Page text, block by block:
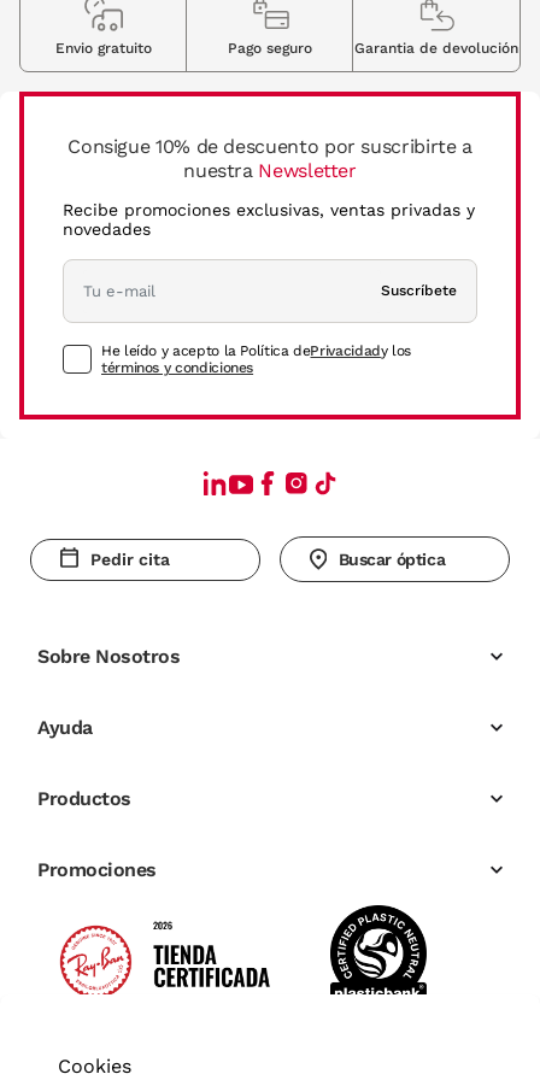
Consigue 10% de descuento por suscribirte a
nuestra Newsletter
Recibe promociones exclusivas, ventas privadas y
novedades
Suscríbete
He leído y acepto la Política dePrivacidady los
términos y condiciones
Envio gratuito Pago seguro Garantia de devolución
Pedir cita Buscar óptica
Sobre Nosotros
Ayuda
Productos
Promociones
Cookies